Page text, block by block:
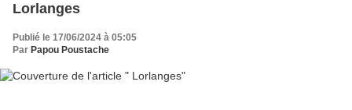
Lorlanges
Publié le 17/06/2024 à 05:05
Par Papou Poustache